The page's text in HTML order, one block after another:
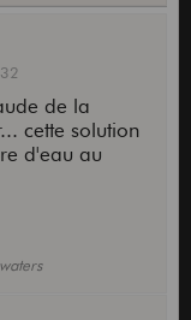
de la
cette solution
d'eau au